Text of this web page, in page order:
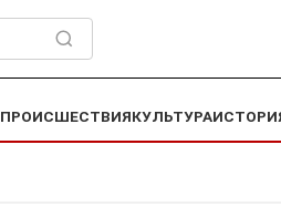
ПРОИСШЕСТВИЯКУЛЬТУРА